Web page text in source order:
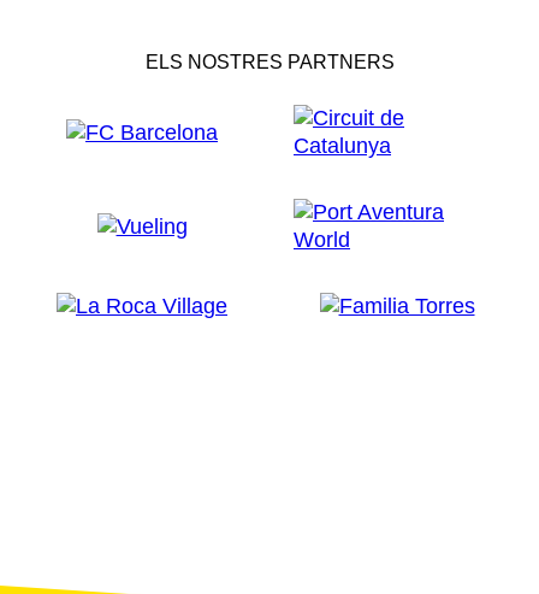
ELS NOSTRES PARTNERS